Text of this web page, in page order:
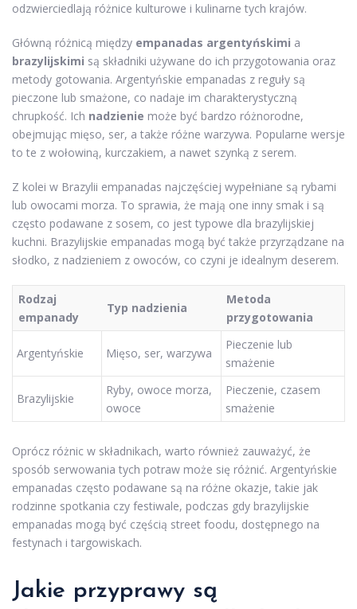
odzwierciedlają różnice kulturowe i kulinarne tych krajów.
Główną różnicą między empanadas argentyńskimi a
brazylijskimi są składniki używane do ich przygotowania oraz
metody gotowania. Argentyńskie empanadas z reguły są
pieczone lub smażone, co nadaje im charakterystyczną
chrupkość. Ich nadzienie może być bardzo różnorodne,
obejmując mięso, ser, a także różne warzywa. Popularne wersje
to te z wołowiną, kurczakiem, a nawet szynką z serem.
Z kolei w Brazylii empanadas najczęściej wypełniane są rybami
lub owocami morza. To sprawia, że mają one inny smak i są
często podawane z sosem, co jest typowe dla brazylijskiej
kuchni. Brazylijskie empanadas mogą być także przyrządzane na
słodko, z nadzieniem z owoców, co czyni je idealnym deserem.
Rodzaj
empanady
Typ nadzienia
Metoda
przygotowania
Argentyńskie Mięso, ser, warzywa
Pieczenie lub
smażenie
Brazylijskie
Ryby, owoce morza,
owoce
Pieczenie, czasem
smażenie
Oprócz różnic w składnikach, warto również zauważyć, że
sposób serwowania tych potraw może się różnić. Argentyńskie
empanadas często podawane są na różne okazje, takie jak
rodzinne spotkania czy festiwale, podczas gdy brazylijskie
empanadas mogą być częścią street foodu, dostępnego na
festynach i targowiskach.
Jakie przyprawy są